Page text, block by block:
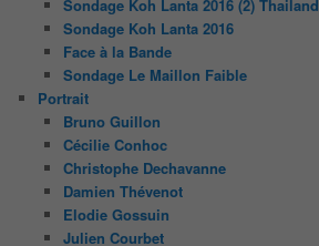
Sondage Koh Lanta 2016 (2) Thailand
Sondage Koh Lanta 2016
Face à la Bande
Sondage Le Maillon Faible
Portrait
Bruno Guillon
Cécilie Conhoc
Christophe Dechavanne
Damien Thévenot
Elodie Gossuin
Julien Courbet